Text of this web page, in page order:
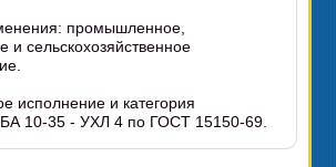
промышленное,
и сельскохозяйственное
исполнение и категория
10-35 - УХЛ 4 по ГОСТ 15150-69.